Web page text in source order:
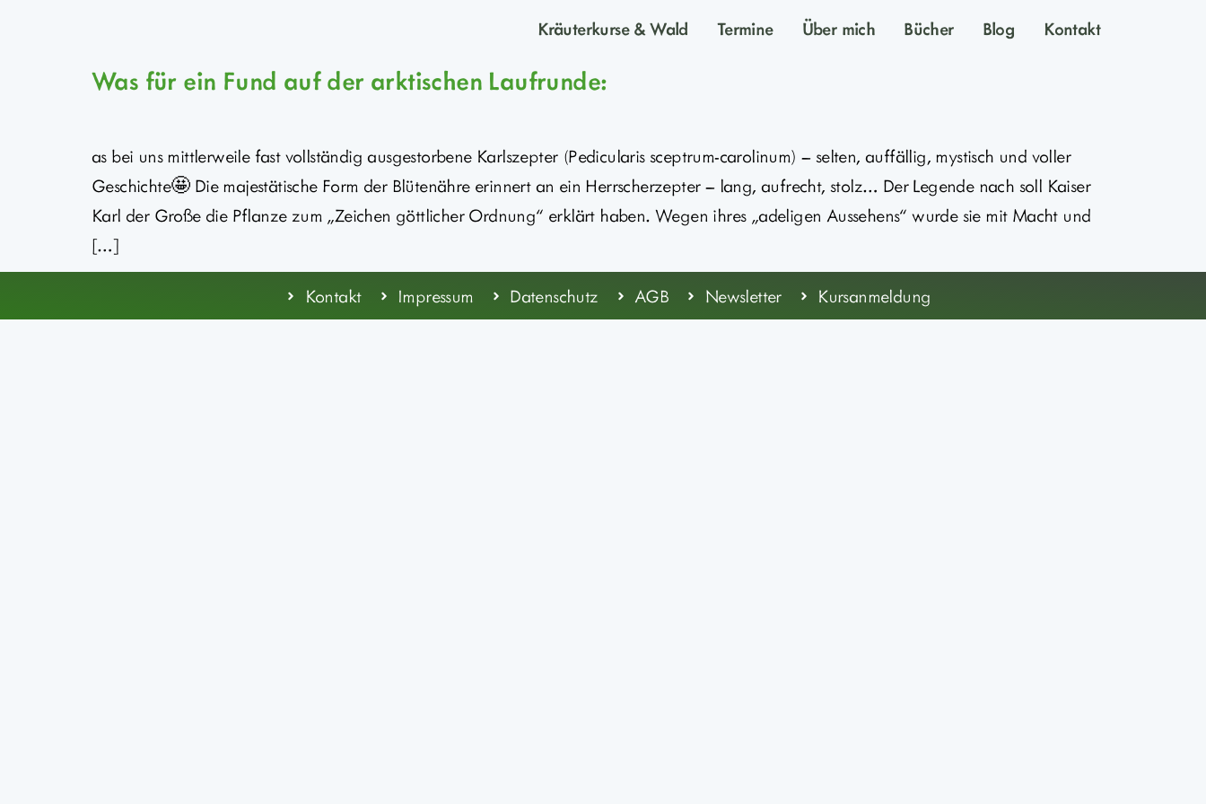
Kräuterkurse & Wald Termine Über mich Bücher Blog Kontakt
Was für ein Fund auf der arktischen Laufrunde:
as bei uns mittlerweile fast vollständig ausgestorbene Karlszepter (Pedicularis sceptrum-carolinum) – selten, auffällig, mystisch und voller
Geschichte🤩 Die majestätische Form der Blütenähre erinnert an ein Herrscherzepter – lang, aufrecht, stolz… Der Legende nach soll Kaiser
Karl der Große die Pflanze zum „Zeichen göttlicher Ordnung“ erklärt haben. Wegen ihres „adeligen Aussehens“ wurde sie mit Macht und
[…]
Kontakt Impressum Datenschutz AGB Newsletter Kursanmeldung